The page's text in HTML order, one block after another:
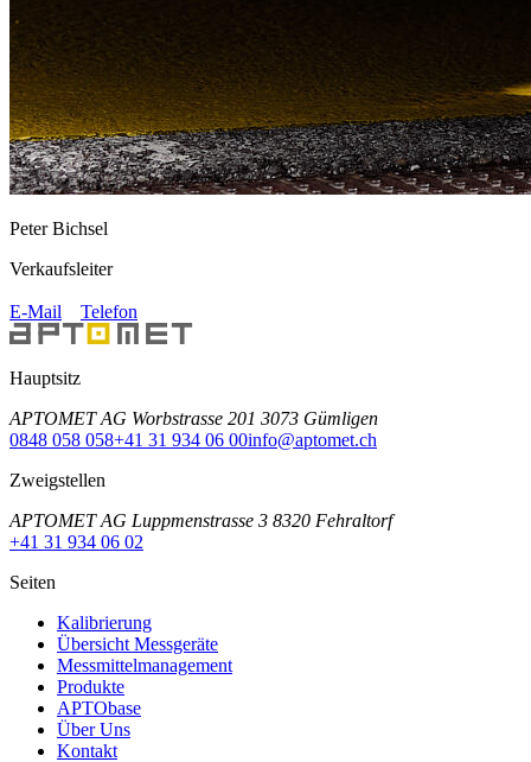
Peter Bichsel
Verkaufsleiter
E-Mail Telefon
Hauptsitz
APTOMET AG Worbstrasse 201 3073 Gümligen
0848 058 058+41 31 934 06 00info@aptomet.ch
Zweigstellen
APTOMET AG Luppmenstrasse 3 8320 Fehraltorf
+41 31 934 06 02
Seiten
Kalibrierung
Übersicht Messgeräte
Messmittelmanagement
Produkte
APTObase
Über Uns
Kontakt